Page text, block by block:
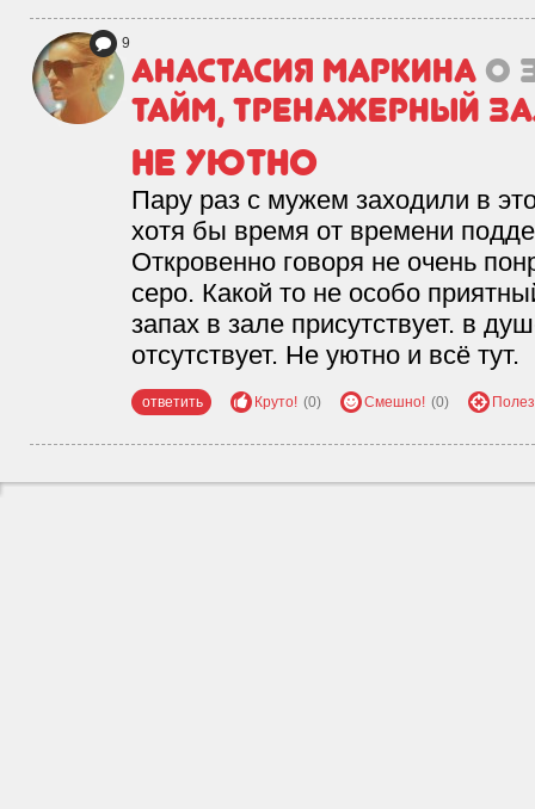
9
Анастасия Маркина о
Тайм, тренажерный
Не уютно
Пару раз с мужем заходили в
хотя бы время от времени
Откровенно говоря не очень
серо. Какой то не особо
запах в зале присутствует. в
отсутствует. Не уютно и всё тут.
ответить Круто! (0) Смешно! (0)